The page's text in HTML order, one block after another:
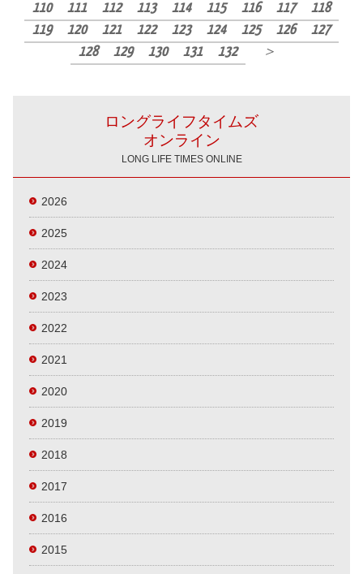
110
111 112 113 114 115 116 117
118
119
120 121 122 123 124 125 126
127
128
129 130 131 132 ＞
ロングライフタイムズ
オンライン
LONG LIFE TIMES ONLINE
2026
2025
2024
2023
2022
2021
2020
2019
2018
2017
2016
2015